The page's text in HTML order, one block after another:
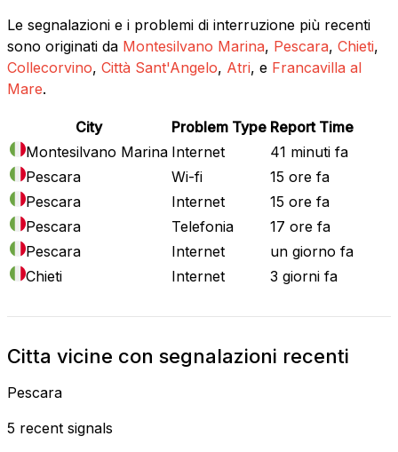
Le segnalazioni e i problemi di interruzione più recenti
sono originati da Montesilvano Marina, Pescara, Chieti,
Collecorvino, Città Sant'Angelo, Atri, e Francavilla al
Mare.
City Problem Type Report Time
Montesilvano Marina Internet
41 minuti fa
Pescara
Wi-fi
15 ore fa
Pescara
Internet
15 ore fa
Pescara
Telefonia
17 ore fa
Pescara
Internet
un giorno fa
Chieti
Internet 3 giorni fa
Citta vicine con segnalazioni recenti
Pescara
5 recent signals